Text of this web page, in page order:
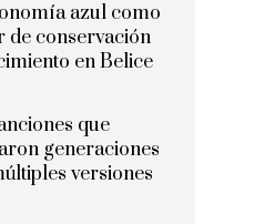
azul como
de conservación
en Belice
que
generaciones
versiones